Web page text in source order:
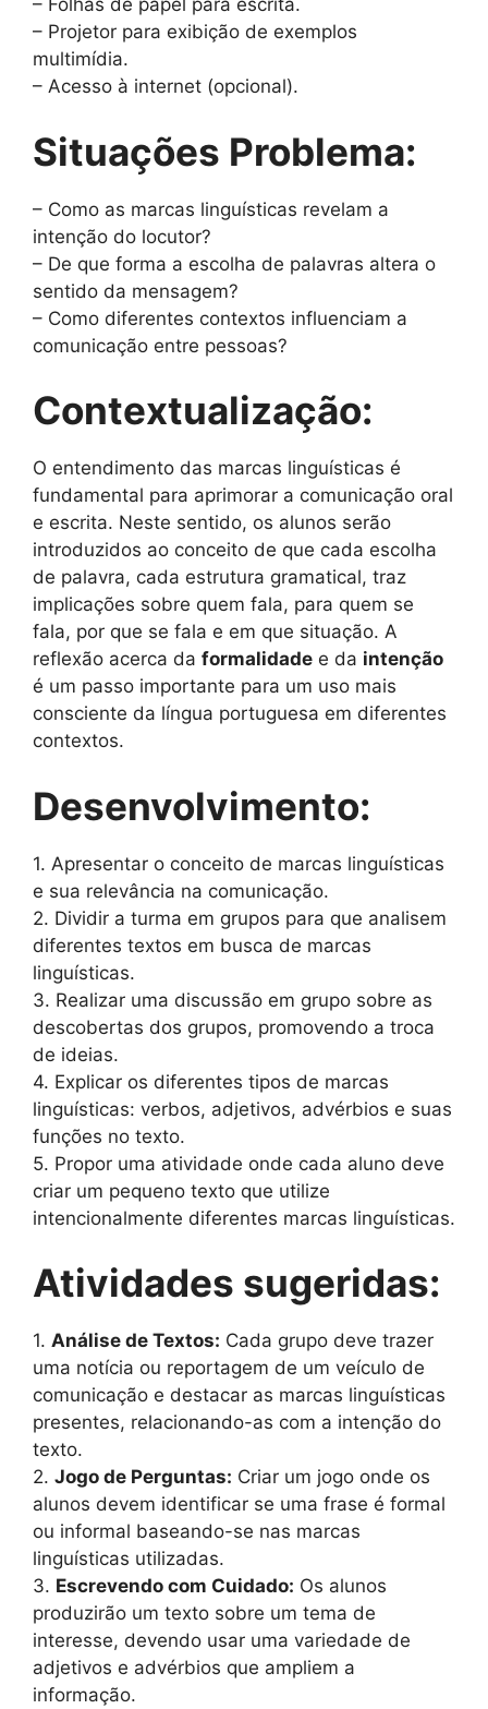
– Folhas de papel para escrita.
– Projetor para exibição de exemplos
multimídia.
– Acesso à internet (opcional).
Situações Problema:
– Como as marcas linguísticas revelam a
intenção do locutor?
– De que forma a escolha de palavras altera o
sentido da mensagem?
– Como diferentes contextos influenciam a
comunicação entre pessoas?
Contextualização:
O entendimento das marcas linguísticas é
fundamental para aprimorar a comunicação oral
e escrita. Neste sentido, os alunos serão
introduzidos ao conceito de que cada escolha
de palavra, cada estrutura gramatical, traz
implicações sobre quem fala, para quem se
fala, por que se fala e em que situação. A
reflexão acerca da formalidade e da intenção
é um passo importante para um uso mais
consciente da língua portuguesa em diferentes
contextos.
Desenvolvimento:
1. Apresentar o conceito de marcas linguísticas
e sua relevância na comunicação.
2. Dividir a turma em grupos para que analisem
diferentes textos em busca de marcas
linguísticas.
3. Realizar uma discussão em grupo sobre as
descobertas dos grupos, promovendo a troca
de ideias.
4. Explicar os diferentes tipos de marcas
linguísticas: verbos, adjetivos, advérbios e suas
funções no texto.
5. Propor uma atividade onde cada aluno deve
criar um pequeno texto que utilize
intencionalmente diferentes marcas linguísticas.
Atividades sugeridas:
1. Análise de Textos: Cada grupo deve trazer
uma notícia ou reportagem de um veículo de
comunicação e destacar as marcas linguísticas
presentes, relacionando-as com a intenção do
texto.
2. Jogo de Perguntas: Criar um jogo onde os
alunos devem identificar se uma frase é formal
ou informal baseando-se nas marcas
linguísticas utilizadas.
3. Escrevendo com Cuidado: Os alunos
produzirão um texto sobre um tema de
interesse, devendo usar uma variedade de
adjetivos e advérbios que ampliem a
informação.